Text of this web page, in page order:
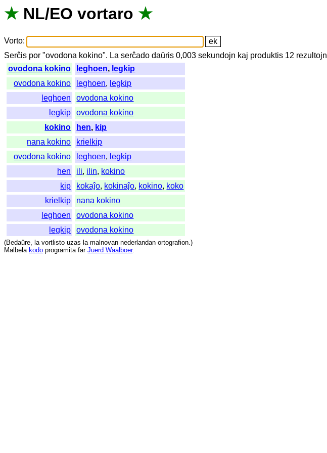
★ NL/EO vortaro ★
Vorto:
Serĉis por "ovodona kokino". La serĉado daŭris 0,003sekundojn kaj produktis 12 rezultojn
ovodona kokino
leghoen, legkip
ovodona kokino
leghoen, legkip
leghoen
ovodona kokino
legkip
ovodona kokino
kokino
hen, kip
nana kokino
krielkip
ovodona kokino
leghoen, legkip
hen
ili, ilin, kokino
kip
kokaĵo, kokinaĵo, kokino, koko
krielkip
nana kokino
leghoen
ovodona kokino
legkip
ovodona kokino
(Bedaŭre, la vortlisto uzas la malnovan nederlandan ortografion.)
Malbela kodo programita far Juerd Waalboer.